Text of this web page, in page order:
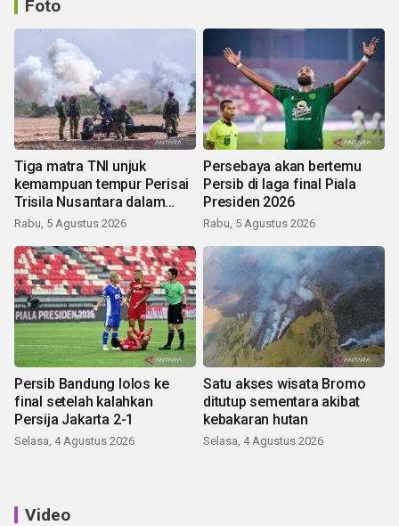
Foto
Tiga matra TNI unjuk
kemampuan tempur Perisai
Trisila Nusantara dalam
latihan di Kepri
Rabu, 5 Agustus 2026
Persebaya akan bertemu
Persib di laga final Piala
Presiden 2026
Rabu, 5 Agustus 2026
Persib Bandung lolos ke
final setelah kalahkan
Persija Jakarta 2-1
Selasa, 4 Agustus 2026
Satu akses wisata Bromo
ditutup sementara akibat
kebakaran hutan
Selasa, 4 Agustus 2026
Video